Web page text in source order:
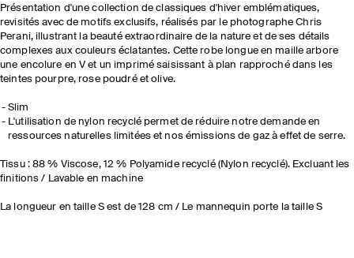
Présentation d'une collection de classiques d'hiver emblématiques,
revisités avec de motifs exclusifs, réalisés par le photographe Chris
Perani, illustrant la beauté extraordinaire de la nature et de ses détails
complexes aux couleurs éclatantes. Cette robe longue en maille arbore
une encolure en V et un imprimé saisissant à plan rapproché dans les
teintes pourpre, rose poudré et olive.
Slim
L'utilisation de nylon recyclé permet de réduire notre demande en
ressources naturelles limitées et nos émissions de gaz à effet de serre.
Tissu : 88 % Viscose, 12 % Polyamide recyclé (Nylon recyclé). Excluant les
finitions / Lavable en machine
La longueur en taille S est de 128 cm / Le mannequin porte la taille S